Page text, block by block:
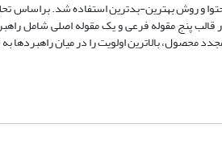
پنج مقوله فرعی و یک مقوله اصلی شامل
بالاترین اولویت را در میان